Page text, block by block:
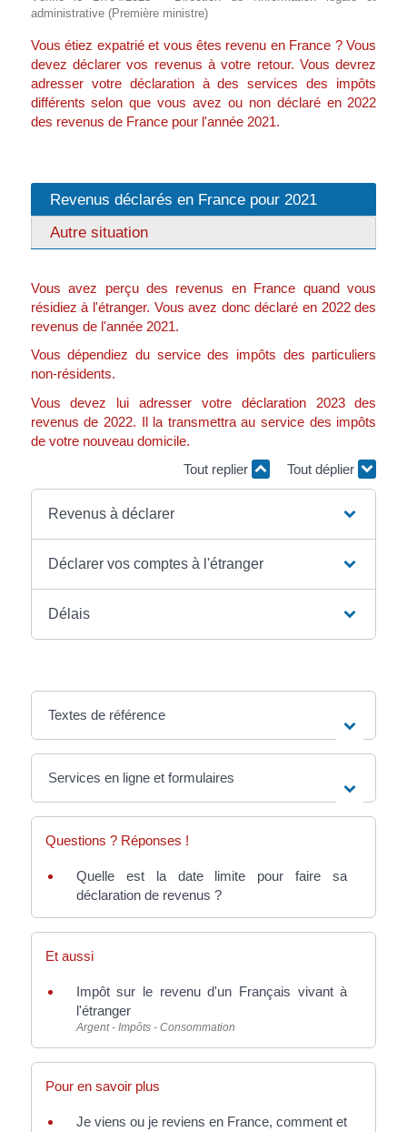
administrative (Première ministre)
Vous étiez expatrié et vous êtes revenu en France ? Vous
devez déclarer vos revenus à votre retour. Vous devrez
adresser votre déclaration à des services des impôts
différents selon que vous avez ou non déclaré en 2022
des revenus de France pour l'année 2021.
Revenus déclarés en France pour 2021
Autre situation
Vous avez perçu des revenus en France quand vous
résidiez à l'étranger. Vous avez donc déclaré en 2022 des
revenus de l'année 2021.
Vous dépendiez du service des impôts des particuliers
non-résidents.
Vous devez lui adresser votre déclaration 2023 des
revenus de 2022. Il la transmettra au service des impôts
de votre nouveau domicile.
Tout replier
Tout déplier
Revenus à déclarer
Déclarer vos comptes à l'étranger
Délais
Textes de référence
Services en ligne et formulaires
Questions ? Réponses !
Quelle est la date limite pour faire sa
déclaration de revenus ?
Et aussi
Impôt sur le revenu d'un Français vivant à
l'étranger
Argent - Impôts - Consommation
Pour en savoir plus
Je viens ou je reviens en France, comment et